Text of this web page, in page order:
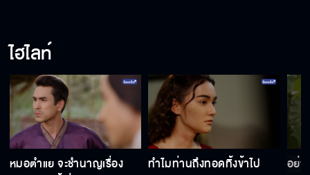
ทำไมท่านถึงทอดทิ้งข้าไป
หมอตำแย จะชำนาญเรื่องตรวจศพได้เยี่ยงไร
ไฮไลท์
หมอตำแย จะชำนาญเรื่อง
ทำไมท่านถึงทอดทิ้งข้าไป อย่า